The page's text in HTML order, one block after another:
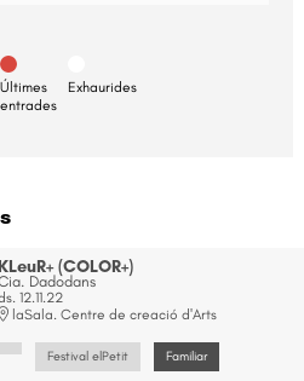
Últimes
entrades
Exhaurides
(COLOR+)
Dadodans
12.11.22
laSala. Centre de creació d'Arts
Festival elPetit Familiar